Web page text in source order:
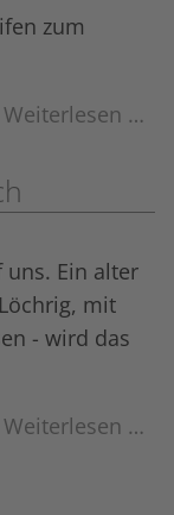
zum
Weiterlesen …
Ein alter
mit
- wird das
Weiterlesen …